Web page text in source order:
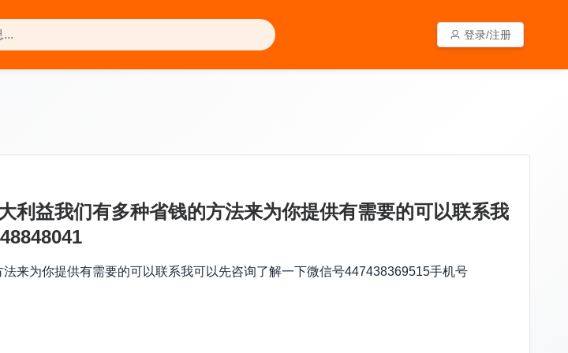
登录/注册
登录/注册
利益我们有多种省钱的方法来为你提供有需要的可以联系我
来为你提供有需要的可以联系我可以先咨询了解一下微信号447438369515手机号